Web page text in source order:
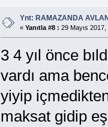
Ynt: RAMAZANDA
« Yanıtla #8 : 29 Mayıs
3 4 yıl önce
vardı ama
yiyip
maksat gidip